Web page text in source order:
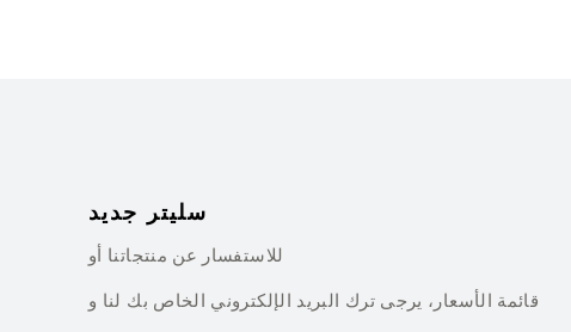
سليتر جديد
للاستفسار عن منتجاتنا أو
قائمة الأسعار، يرجى ترك البريد الإلكتروني الخاص بك لنا و